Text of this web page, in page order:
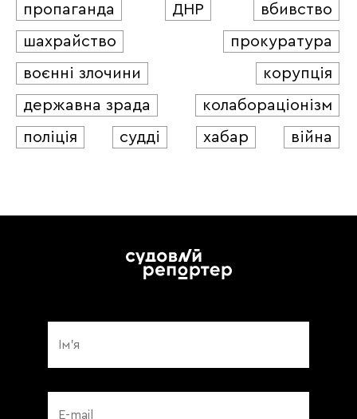
пропаганда
ДНР
вбивство
шахрайство
прокуратура
воєнні злочини
корупція
державна зрада
колабораціонізм
поліція
судді хабар війна